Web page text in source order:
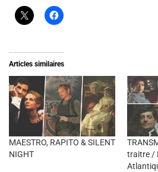
Articles similaires
MAESTRO, RAPITO & SILENT
NIGHT
traitre /